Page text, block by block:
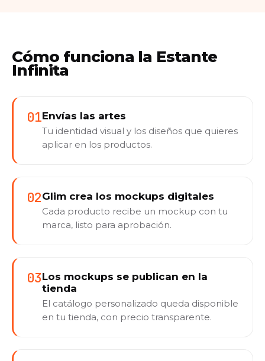
Cómo funciona la Estante
Infinita
01Envías las artes
Tu identidad visual y los diseños que quieres
aplicar en los productos.
02Glim crea los mockups digitales
Cada producto recibe un mockup con tu
marca, listo para aprobación.
03Los mockups se publican en la
tienda
El catálogo personalizado queda disponible
en tu tienda, con precio transparente.